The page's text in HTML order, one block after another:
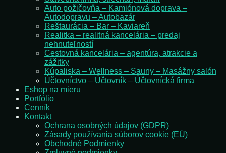
Auto požičovňa – Kamiónová doprava –
Autodopravu – Autobazár
Reštaurácia – Bar – Kaviareň
Realitka – realitná kancelária – predaj
nehnuteľností
Cestovná kancelária – agentúra, atrakcie a
zážitky
Kúpaliska – Wellness – Sauny – Masážny salón
Účtovníctvo – Účtovník – Účtovnícká firma
Eshop na mieru
Portfólio
Cenník
Kontakt
Ochrana osobných údajov (GDPR)
Zásady používania súborov cookie (EÚ)
Obchodné Podmienky